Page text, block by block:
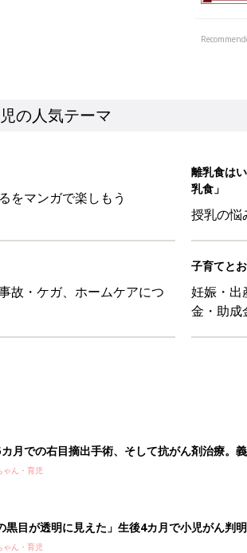
の人気テーマ
をマンガで楽しもう
離乳食は
乳食」
授乳の悩
故・ケガ、ホームケアにつ
子育てと
妊娠・出
金・助成
月での右目摘出手術、そして抗がん剤治療。
【網膜芽細胞腫】
ゃん・育児
黒目が透明に見えた」生後4カ月で小児がん判
腫】
ゃん・育児